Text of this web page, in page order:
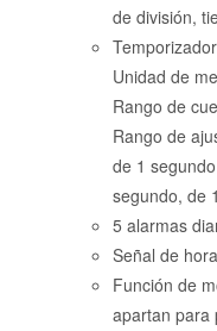
de división,
Temporizador
Unidad de
Rango de
Rango de
de 1
segundo, de
5 alarmas
Señal de hora
Función de
apartan para